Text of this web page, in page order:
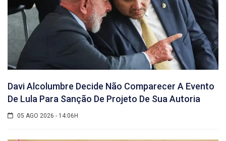
Davi Alcolumbre Decide Não Comparecer A Evento
De Lula Para Sanção De Projeto De Sua Autoria
05 AGO 2026 - 14:06H